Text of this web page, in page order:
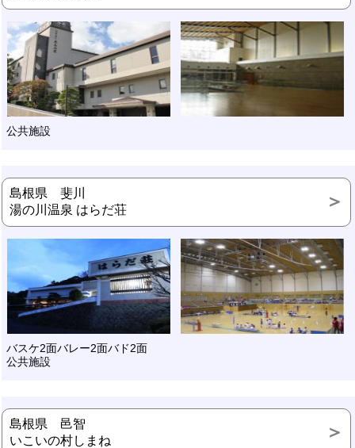
公共施設
島根県 斐川
湯の川温泉 はらだ荘
バスケ2面バレー2面バド2面
公共施設
島根県 邑智
いこいの村しまね